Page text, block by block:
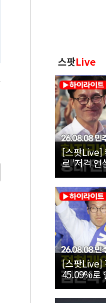
스팟Live
[스팟Live]
로 ‘저격 연
26.08.08
보 인천 합
[스팟Live]
45.09%로
26.08.08 더
보 인천 합